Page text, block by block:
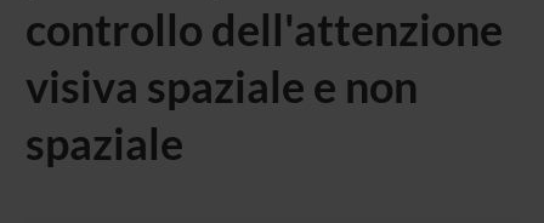
controllo dell'attenzione
visiva spaziale e non
spaziale